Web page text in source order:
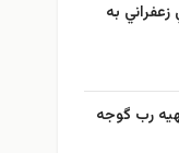
به
رب گوجه